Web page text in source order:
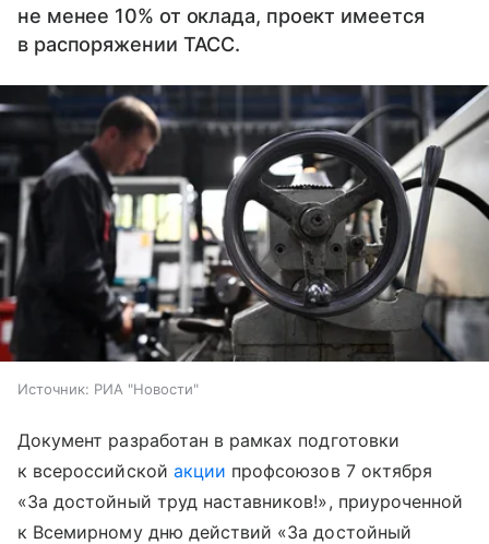
не менее 10% от оклада, проект имеется
в распоряжении ТАСС.
Источник: РИА "Новости"
Документ разработан в рамках подготовки
к всероссийской акции профсоюзов 7 октября
«За достойный труд наставников!», приуроченной
к Всемирному дню действий «За достойный